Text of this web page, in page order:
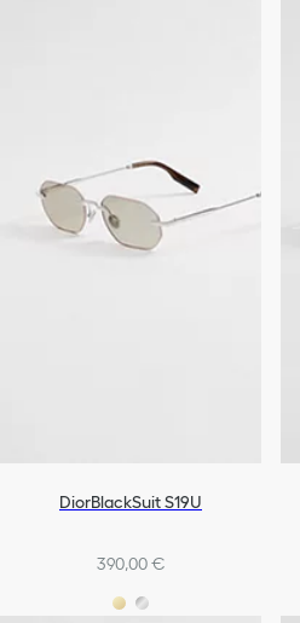
DiorBlackSuit S19U
390,00 €